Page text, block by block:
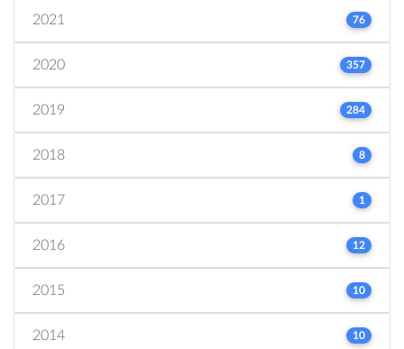
2021 76
2020 357
2019 284
2018 8
2017 1
2016 12
2015 10
2014 10